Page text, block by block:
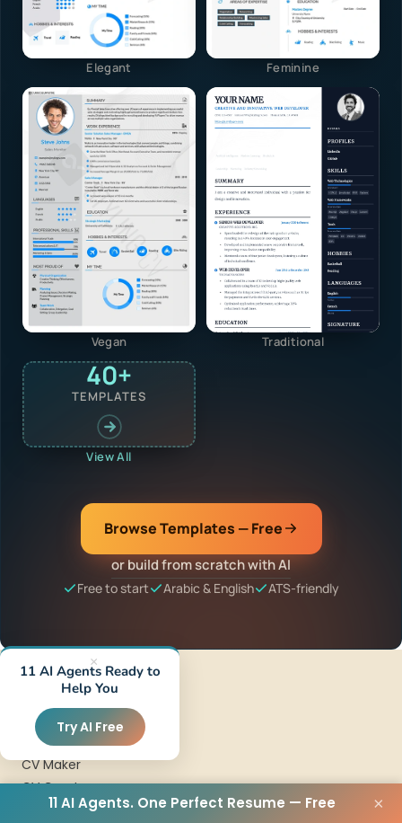
Elegant Feminine
Vegan Traditional
40+
TEMPLATES
View All
Browse Templates — Free
or build from scratch with AI
Free to start Arabic & English ATS-friendly
RESUME
Resume Builder
CV Maker
CV Creator
Arabic Resume
×
11 AI Agents Ready to
Help You
Try AI Free
11 AI Agents. One Perfect Resume — Free ×